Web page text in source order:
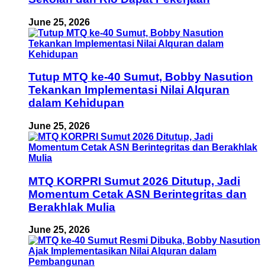
June 25, 2026
Tutup MTQ ke-40 Sumut, Bobby Nasution
Tekankan Implementasi Nilai Alquran
dalam Kehidupan
June 25, 2026
MTQ KORPRI Sumut 2026 Ditutup, Jadi
Momentum Cetak ASN Berintegritas dan
Berakhlak Mulia
June 25, 2026